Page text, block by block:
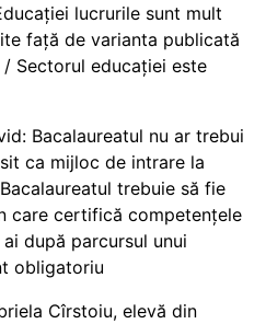
lucrurile sunt mult
față de varianta publicată
/ Sectorul educației este
Bacalaureatul nu ar trebui
ca mijloc de intrare la
trebuie să fie
care certifică competențele
după parcursul unui
obligatoriu
Cîrstoiu, elevă din